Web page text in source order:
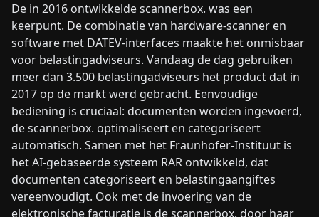
De in 2016 ontwikkelde scannerbox. was een
keerpunt. De combinatie van hardware-scanner en
software met DATEV-interfaces maakte het onmisbaar
voor belastingadviseurs. Vandaag de dag gebruiken
meer dan 3.500 belastingadviseurs het product dat in
2017 op de markt werd gebracht. Eenvoudige
bediening is cruciaal: documenten worden ingevoerd,
de scannerbox. optimaliseert en categoriseert
automatisch. Samen met het Fraunhofer-Instituut is
het AI-gebaseerde systeem RAR ontwikkeld, dat
documenten categoriseert en belastingaangiftes
vereenvoudigt. Ook met de invoering van de
elektronische facturatie is de scannerbox. door haar